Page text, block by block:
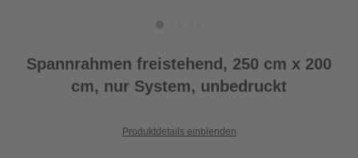
Spannrahmen freistehend, 250 cm x 200
cm, nur System, unbedruckt
Produktdetails einblenden